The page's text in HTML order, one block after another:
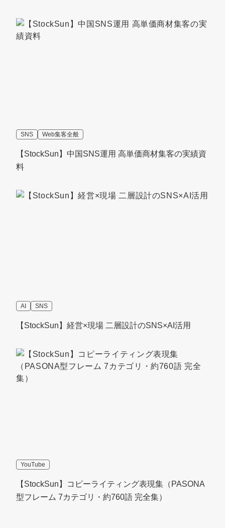
SNS Web集客全般
【StockSun】中国SNS運用 高単価商材集客の実績資
料
AI SNS
【StockSun】経営×現場 二層設計のSNS×AI活用
YouTube
【StockSun】コピーライティング表現集（PASONA
型フレーム 7カテゴリ・約760語 完全集）